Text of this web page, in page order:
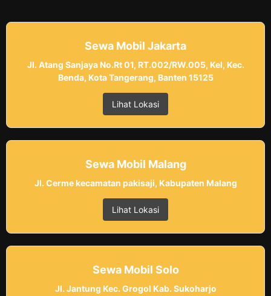
Sewa Mobil Jakarta
Jl. Atang Sanjaya No.Rt 01, RT.002/RW.005, Kel, Kec.
Benda, Kota Tangerang, Banten 15125
Lihat Lokasi
Sewa Mobil Malang
Jl. Cerme kecamatan pakisaji, Kabupaten Malang
Lihat Lokasi
Sewa Mobil Solo
Jl. Jantung Kec. Grogol Kab. Sukoharjo